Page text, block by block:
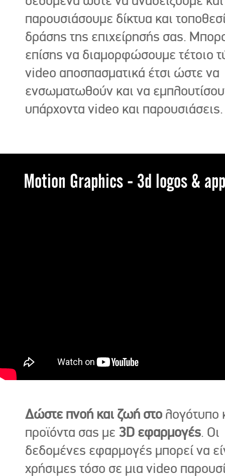
παρουσιάσουμε δίκτυα και
δράσης της επιχείρησής σας.
επίσης να διαμορφώσουμε τέτοιο
video αποσπασματικά έτσι ώστε να
ενσωματωθούν και να
υπάρχοντα video και παρουσιάσεις.
Motion Graphics - 3d logos &
Δώστε πνοή και ζωή στο λογότυπο
προϊόντα σας με 3D εφαρμογές. Οι
δεδομένες εφαρμογές μπορεί να
χρήσιμες τόσο σε μια video